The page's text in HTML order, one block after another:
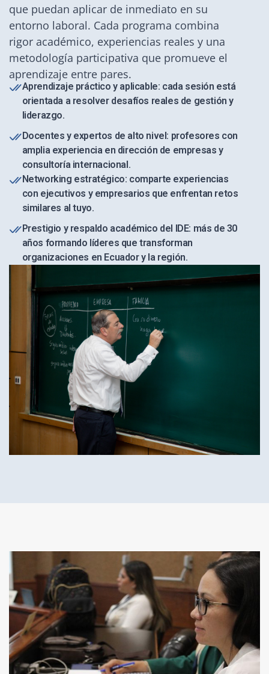
que puedan aplicar de inmediato en su
entorno laboral. Cada programa combina
rigor académico, experiencias reales y una
metodología participativa que promueve el
aprendizaje entre pares.
Aprendizaje práctico y aplicable: cada sesión está
orientada a resolver desafíos reales de gestión y
liderazgo.
Docentes y expertos de alto nivel: profesores con
amplia experiencia en dirección de empresas y
consultoría internacional.
Networking estratégico: comparte experiencias
con ejecutivos y empresarios que enfrentan retos
similares al tuyo.
Prestigio y respaldo académico del IDE: más de 30
años formando líderes que transforman
organizaciones en Ecuador y la región.